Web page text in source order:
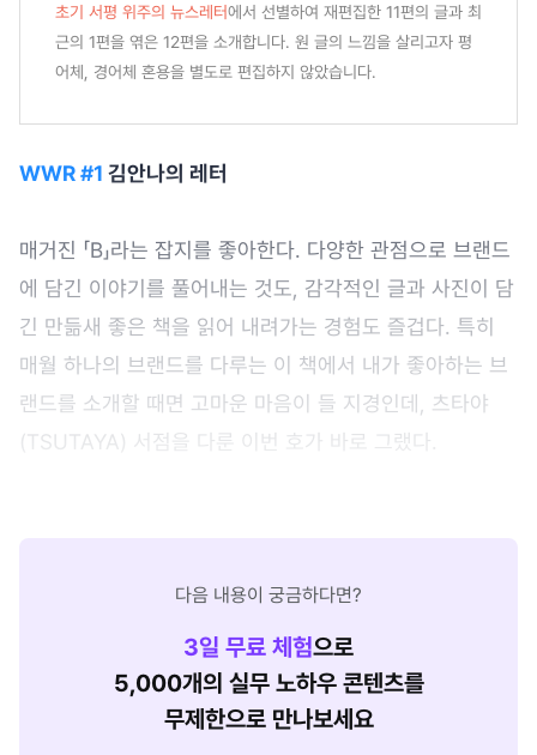
초기 서평 위주의 뉴스레터에서 선별하여 재편집한 11편의 글과 최
근의 1편을 엮은 12편을 소개합니다. 원 글의 느낌을 살리고자 평
어체, 경어체 혼용을 별도로 편집하지 않았습니다.
WWR #1 김안나의 레터
매거진 「B」라는 잡지를 좋아한다. 다양한 관점으로 브랜드
에 담긴 이야기를 풀어내는 것도, 감각적인 글과 사진이 담
긴 만듦새 좋은 책을 읽어 내려가는 경험도 즐겁다. 특히
매월 하나의 브랜드를 다루는 이 책에서 내가 좋아하는 브
랜드를 소개할 때면 고마운 마음이 들 지경인데, 츠타야
(TSUTAYA) 서점을 다룬 이번 호가 바로 그랬다.
다음 내용이 궁금하다면?
3일 무료 체험으로
5,000개의 실무 노하우 콘텐츠를
무제한으로 만나보세요